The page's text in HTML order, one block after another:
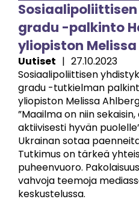
gradu -palkinto
yliopiston
Uutiset | 27.10.2023
Sosiaalipoliittisen
gradu -tutkielman
yliopiston Melissa
”Maailma on niin
aktiivisesti hyvän
Ukrainan sotaa
Tutkimus on tärkeä
puheenvuoro.
vahvoja teemoja
keskustelussa.